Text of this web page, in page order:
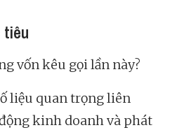
tiêu
vốn kêu gọi lần này?
liệu quan trọng liên
kinh doanh và phát